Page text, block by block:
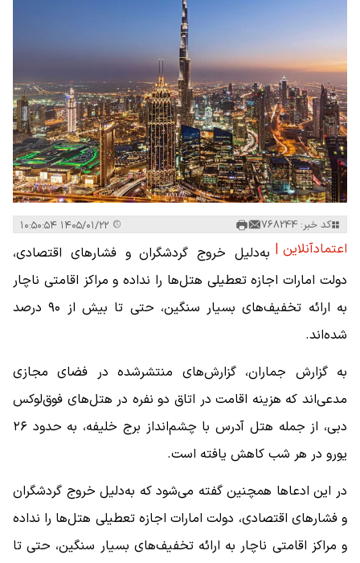
کد خبر: 768244
اعتمادآنلاین | به‌دلیل خروج گردشگران و فشارهای اقتصادی،
دولت امارات اجازه تعطیلی هتل‌ها را نداده و مراکز اقامتی ناچار
به ارائه تخفیف‌های بسیار سنگین، حتی تا بیش از ۹۰ درصد
شده‌اند.
به گزارش جماران، گزارش‌های منتشرشده در فضای مجازی
مدعی‌اند که هزینه اقامت در اتاق دو نفره در هتل‌های فوق‌لوکس
دبی، از جمله هتل آدرس با چشم‌انداز برج خلیفه، به حدود ۲۶
یورو در هر شب کاهش یافته است.
در این ادعاها همچنین گفته می‌شود که به‌دلیل خروج گردشگران
و فشارهای اقتصادی، دولت امارات اجازه تعطیلی هتل‌ها را نداده
و مراکز اقامتی ناچار به ارائه تخفیف‌های بسیار سنگین، حتی تا